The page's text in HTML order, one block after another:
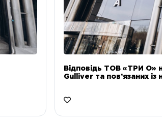
Відповідь ТОВ «ТРИ О»
Gulliver та пов’язаних